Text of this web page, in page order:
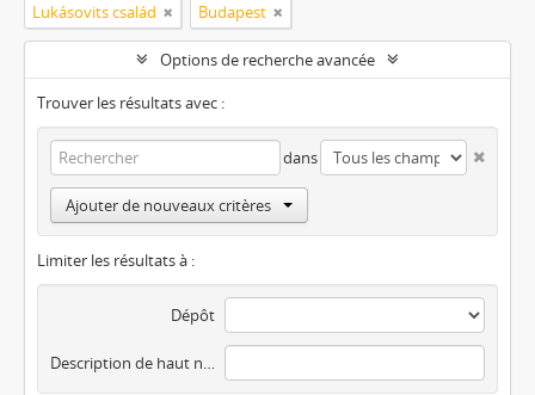
Lukásovits család Budapest
Options de recherche avancée
Trouver les résultats avec :
dans
Ajouter de nouveaux critères
Limiter les résultats à :
Dépôt
Description de haut niveau